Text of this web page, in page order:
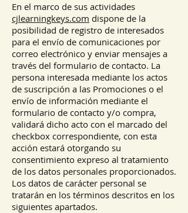
En el marco de sus actividades
cjlearningkeys.com dispone de la
posibilidad de registro de interesados
para el envío de comunicaciones por
correo electrónico y enviar mensajes a
través del formulario de contacto. La
persona interesada mediante los actos
de suscripción a las Promociones o el
envío de información mediante el
formulario de contacto y/o compra,
validará dicho acto con el marcado del
checkbox correspondiente, con esta
acción estará otorgando su
consentimiento expreso al tratamiento
de los datos personales proporcionados.
Los datos de carácter personal se
tratarán en los términos descritos en los
siguientes apartados.